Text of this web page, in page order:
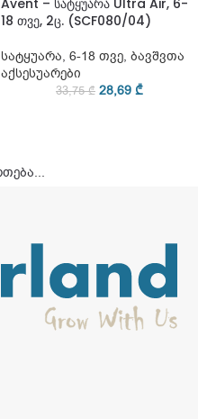
Avent – სატყუარა Ultra Air, 6-
18 თვე, 2ც. (SCF080/04)
სატყუარა, 6-18 თვე, ბავშვთა
აქსესუარები
33,75₾ 28,69 ₾